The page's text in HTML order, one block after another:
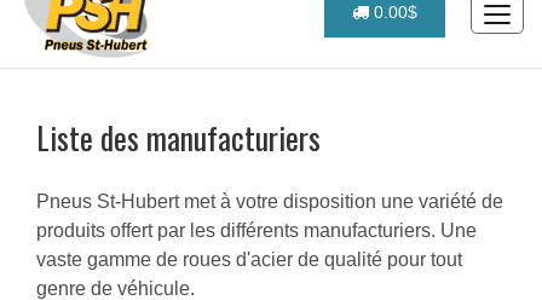
0.00$
Liste des manufacturiers
Pneus St-Hubert met à votre disposition une variété de
produits offert par les différents manufacturiers. Une
vaste gamme de roues d'acier de qualité pour tout
genre de véhicule.